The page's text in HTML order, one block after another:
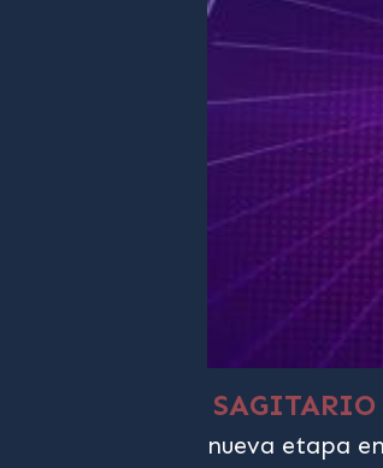
SAGITARIO
nueva etapa